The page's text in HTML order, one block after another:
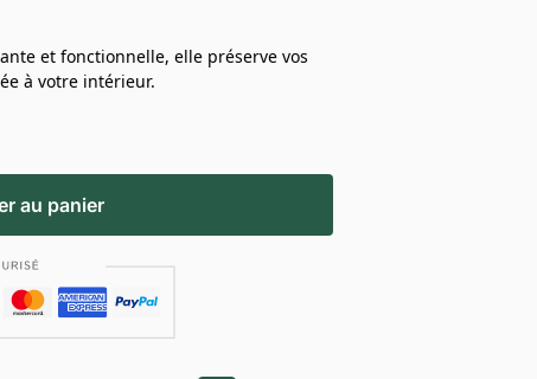
et fonctionnelle, elle préserve vos
à votre intérieur.
au panier